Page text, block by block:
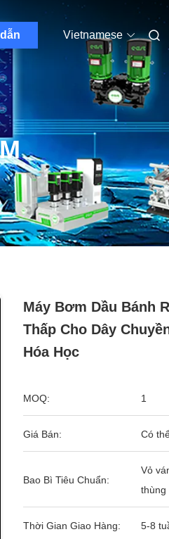
Vietnamese
Máy Bơm Dầu Bánh
Thấp Cho Dây
Hóa Học
MOQ: 1
Giá Bán: Có
Bao Bì Tiêu Chuẩn:
Vỏ
thùng
Thời Gian Giao Hàng: 5-8